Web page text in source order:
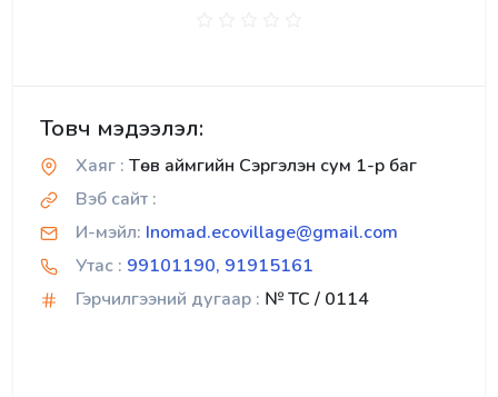
Товч мэдээлэл:
Хаяг : Төв аймгийн Сэргэлэн сум 1-р баг
Вэб сайт :
И-мэйл: Inomad.ecovillage@gmail.com
Утас : 99101190, 91915161
Гэрчилгээний дугаар : № TC / 0114